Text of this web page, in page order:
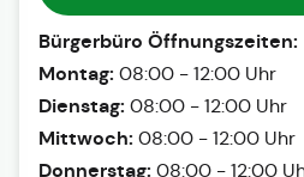
Bürgerbüro Öffnungszeiten:
Montag: 08:00 - 12:00 Uhr
Dienstag: 08:00 - 12:00 Uhr
Mittwoch: 08:00 - 12:00 Uhr
Donnerstag: 08:00 - 12:00